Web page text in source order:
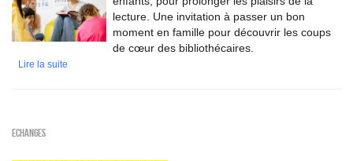
lecture. Une invitation à passer un bon
moment en famille pour découvrir les coups
de cœur des bibliothécaires.
Lire la suite
ECHANGES